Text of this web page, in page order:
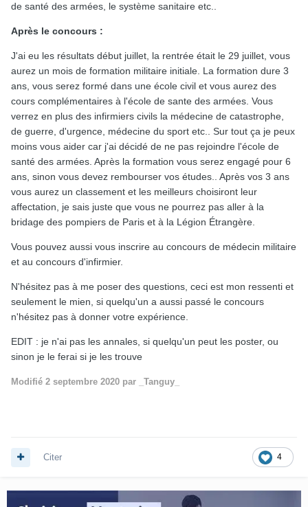
de santé des armées, le système sanitaire etc..
Après le concours :
J'ai eu les résultats début juillet, la rentrée était le 29 juillet, vous
aurez un mois de formation militaire initiale. La formation dure 3
ans, vous serez formé dans une école civil et vous aurez des
cours complémentaires à l'école de sante des armées. Vous
verrez en plus des infirmiers civils la médecine de catastrophe,
de guerre, d'urgence, médecine du sport etc.. Sur tout ça je peux
moins vous aider car j'ai décidé de ne pas rejoindre l'école de
santé des armées. Après la formation vous serez engagé pour 6
ans, sinon vous devez rembourser vos études.. Après vos 3 ans
vous aurez un classement et les meilleurs choisiront leur
affectation, je sais juste que vous ne pourrez pas aller à la
bridage des pompiers de Paris et à la Légion Étrangère.
Vous pouvez aussi vous inscrire au concours de médecin militaire
et au concours d'infirmier.
N'hésitez pas à me poser des questions, ceci est mon ressenti et
seulement le mien, si quelqu'un a aussi passé le concours
n'hésitez pas à donner votre expérience.
EDIT : je n'ai pas les annales, si quelqu'un peut les poster, ou
sinon je le ferai si je les trouve
Modifié 2 septembre 2020 par _Tanguy_
4
Citer